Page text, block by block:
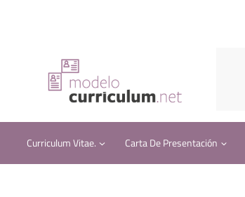
Curriculum Vitae. Carta De Presentación